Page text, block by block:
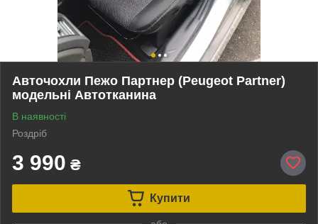
Авточохли Пежо Партнер (Peugeot Partner)
модельні Автотканина
В наявності
Роздріб
3 990 ₴
Купити